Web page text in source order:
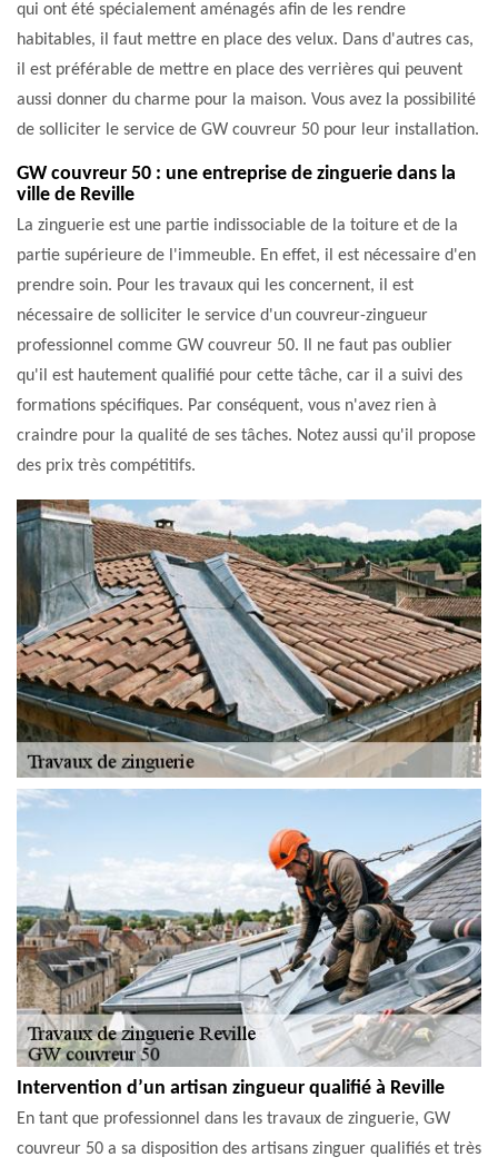
qui ont été spécialement aménagés afin de les rendre
habitables, il faut mettre en place des velux. Dans d'autres cas,
il est préférable de mettre en place des verrières qui peuvent
aussi donner du charme pour la maison. Vous avez la possibilité
de solliciter le service de GW couvreur 50 pour leur installation.
GW couvreur 50 : une entreprise de zinguerie dans la
ville de Reville
La zinguerie est une partie indissociable de la toiture et de la
partie supérieure de l'immeuble. En effet, il est nécessaire d'en
prendre soin. Pour les travaux qui les concernent, il est
nécessaire de solliciter le service d'un couvreur-zingueur
professionnel comme GW couvreur 50. Il ne faut pas oublier
qu'il est hautement qualifié pour cette tâche, car il a suivi des
formations spécifiques. Par conséquent, vous n'avez rien à
craindre pour la qualité de ses tâches. Notez aussi qu'il propose
des prix très compétitifs.
Intervention d’un artisan zingueur qualifié à Reville
En tant que professionnel dans les travaux de zinguerie, GW
couvreur 50 a sa disposition des artisans zinguer qualifiés et très